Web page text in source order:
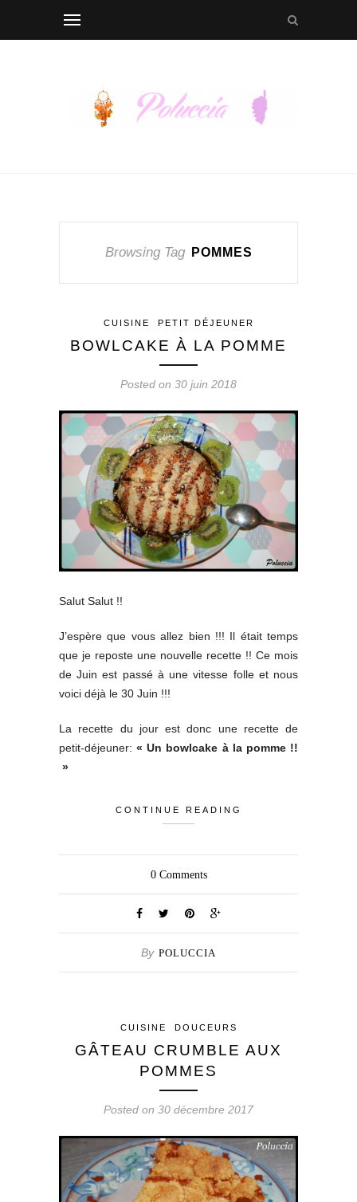
Browsing Tag POMMES
CUISINE PETIT DÉJEUNER
BOWLCAKE À LA POMME
Posted on 30 juin 2018
Salut Salut !!
J’espère que vous allez bien !!! Il était temps
que je reposte une nouvelle recette !! Ce mois
de Juin est passé à une vitesse folle et nous
voici déjà le 30 Juin !!!
La recette du jour est donc une recette de
petit-déjeuner:«Un bowlcake à la pomme !!
»
CONTINUE READING
0Comments
By POLUCCIA
CUISINE DOUCEURS
GÂTEAU CRUMBLE AUX
POMMES
Posted on 30 décembre 2017